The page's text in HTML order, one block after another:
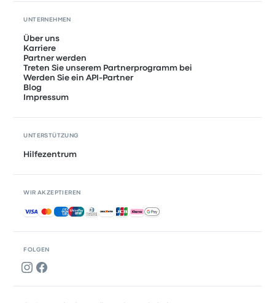
FOLGEN
UNTERNEHMEN
Über uns
Karriere
Partner werden
Treten Sie unserem Partnerprogramm bei
Werden Sie ein API-Partner
Blog
Impressum
UNTERSTÜTZUNG
Hilfezentrum
WIR AKZEPTIEREN
Akzeptierte Zahlungsmethoden